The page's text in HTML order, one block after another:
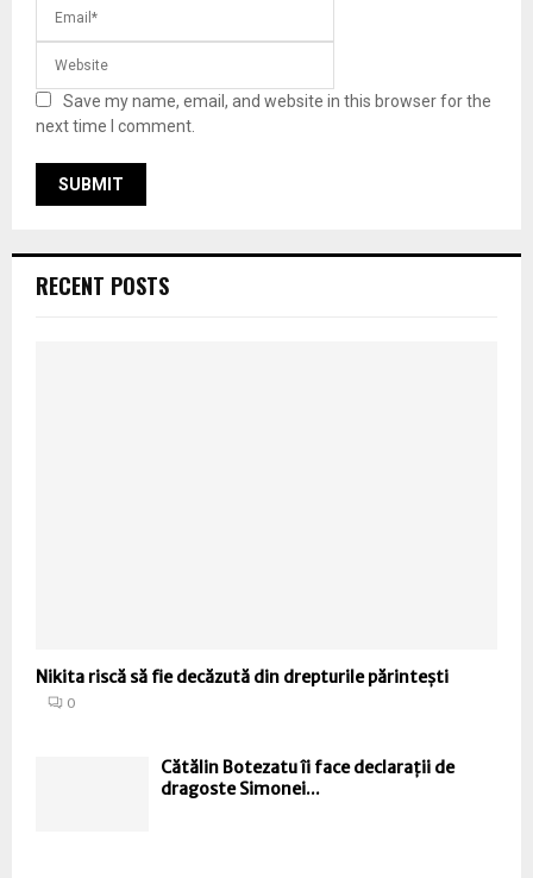
Save my name, email, and website in this browser for the
next time I comment.
RECENT POSTS
Nikita riscă să fie decăzută din drepturile părintești
0
Cătălin Botezatu îi face declarații de
dragoste Simonei...